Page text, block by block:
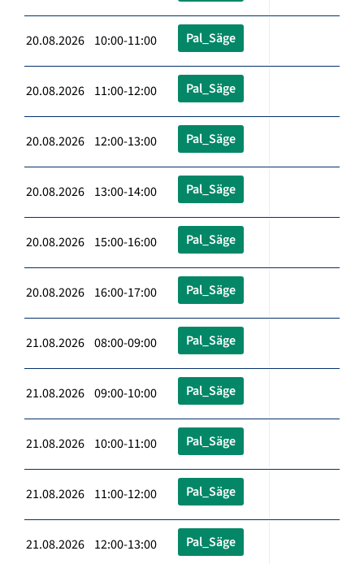
20.08.2026 10:00-11:00 Pal_Säge
20.08.2026 11:00-12:00 Pal_Säge
20.08.2026 12:00-13:00 Pal_Säge
20.08.2026 13:00-14:00 Pal_Säge
20.08.2026 15:00-16:00 Pal_Säge
20.08.2026 16:00-17:00 Pal_Säge
21.08.2026 08:00-09:00 Pal_Säge
21.08.2026 09:00-10:00 Pal_Säge
21.08.2026 10:00-11:00 Pal_Säge
21.08.2026 11:00-12:00 Pal_Säge
21.08.2026 12:00-13:00 Pal_Säge